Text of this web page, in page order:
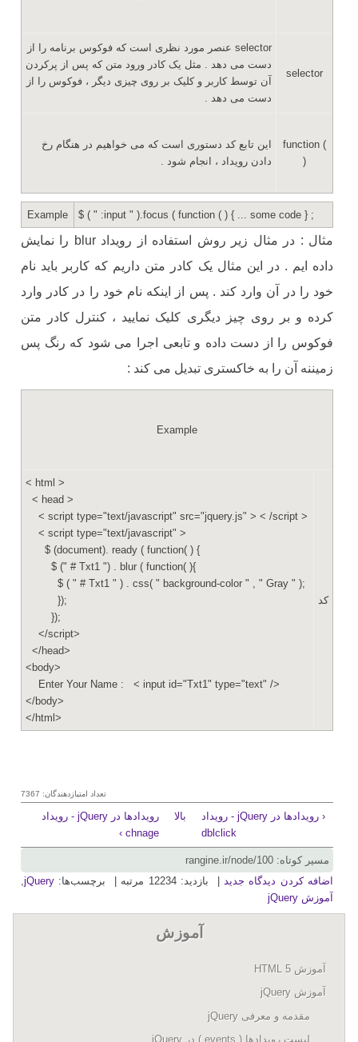
selector عنصر مورد نظری است که فوکوس برنامه را از
دست می دهد . مثل یک کادر ورود متن که پس از پرکردن
آن توسط کاربر و کلیک بر روی چیزی دیگر ، فوکوس را از
دست می دهد .
selector
این تابع کد دستوری است که می خواهیم در هنگام رخ
دادن رویداد ، انجام شود .
function (
)
Example $ ( " :input " ).focus ( function ( ) { ... some code } ;
مثال
: در مثال زیر روش استفاده از رویداد blur را نمایش
داده ایم . در این مثال یک کادر متن داریم که کاربر باید نام
خود را در آن وارد کند . پس از اینکه نام خود را در کادر وارد
کرده و بر روی چیز دیگری کلیک نمایید ، کنترل کادر متن
فوکوس را از دست داده و تابعی اجرا می شود که رنگ پس
زمیننه آن را به خاکستری تبدیل می کند :
Example
< html >
< head >
< script type="text/javascript" src="jquery.js" > < /script >
< script type="text/javascript" >
$ (document). ready ( function( ) {
$ (" # Txt1 ") . blur ( function( ){
$ ( " # Txt1 " ) . css( " background-color " , " Gray " );
});
});
</script>
</head>
<body>
Enter Your Name :
< input id="Txt1" type="text" />
</body>
</html>
کد
تعداد امتیازدهندگان: 7367
‹ رویدادها در jQuery - رویداد
dblclick
بالا
رویدادها در jQuery - رویداد
chnage ›
مسیر کوتاه: rangine.ir/node/100
اضافه کردن دیدگاه جدید
| بازدید: 12234 مرتبه | برچسب‌ها: jQuery
آموزش jQuery
آموزش
آموزش HTML 5
آموزش jQuery
مقدمه و معرفی jQuery
لیست رویدادها ( events ) در jQuery